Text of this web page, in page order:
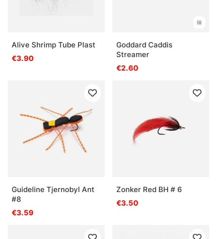
Alive Shrimp Tube Plast
€3.90
Goddard Caddis
Streamer
€2.60
Guideline Tjernobyl Ant
#8
€3.59
Zonker Red BH # 6
€3.50